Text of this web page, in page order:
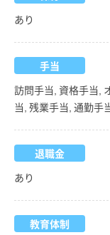
あり
手当
訪問手当, 資格手当,
当, 残業手当, 通勤手
退職金
あり
教育体制